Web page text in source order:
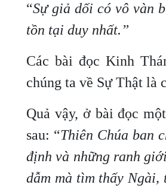
“Sự giả dối có vô vàn
tồn tại duy nhất.”
Các bài đọc Kinh
chúng ta về Sự Thật là
Quả vậy, ở bài đọc
sau: “Thiên Chúa ban
định và những ranh
dẫm mà tìm thấy